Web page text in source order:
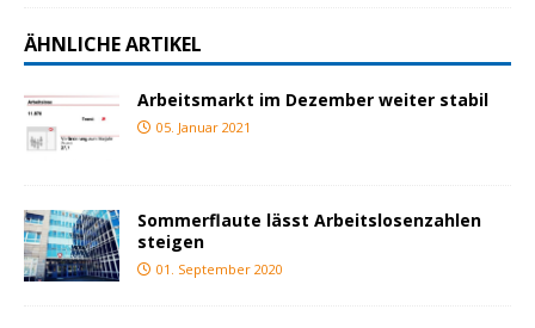
ÄHNLICHE ARTIKEL
Arbeitsmarkt im Dezember weiter stabil
05. Januar 2021
Sommerflaute lässt Arbeitslosenzahlen
steigen
01. September 2020